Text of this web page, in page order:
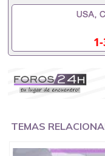
毕业证怎么办, 毕
办理毕业证,没毕
途辍学、挂科而没
递交材料不齐而被
常毕业而导致回国
有文凭怎么办,怎
如何办理本科/硕
作吗551190476怎
业证551190476留
TEMAS